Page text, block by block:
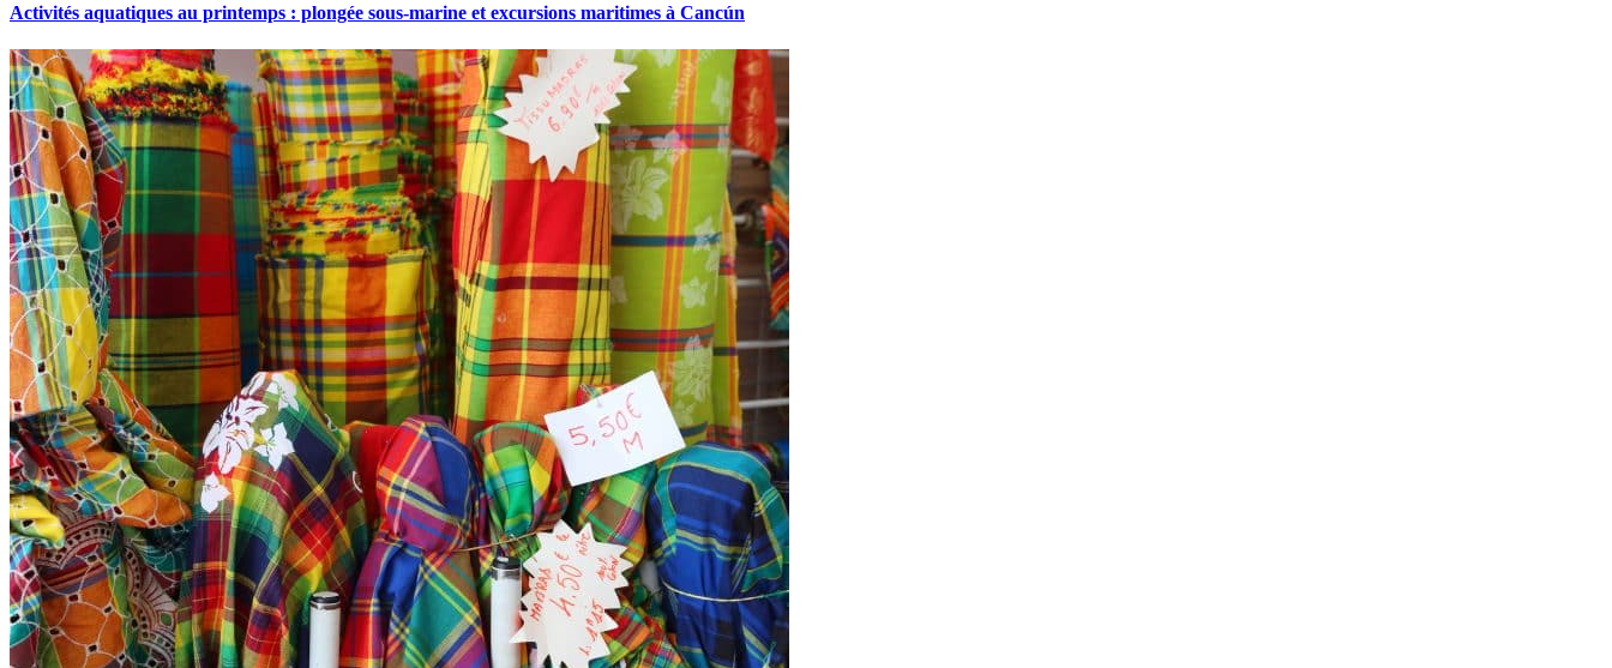
Activités aquatiques au printemps : plongée sous-marine et excursions maritimes à Cancún